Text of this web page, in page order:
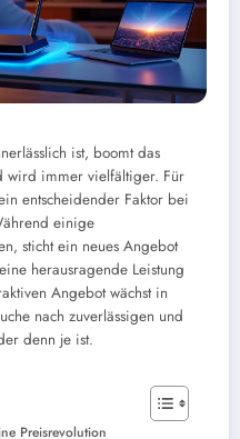
ist, boomt das
wird immer vielfältiger. Für
entscheidender Faktor bei
einige
sticht ein neues Angebot
herausragende Leistung
Angebot wächst in
nach zuverlässigen und
denn je ist.
Preisrevolution